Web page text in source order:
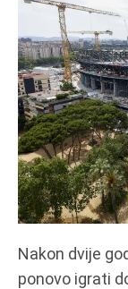
Nakon dvije
ponovo igrati